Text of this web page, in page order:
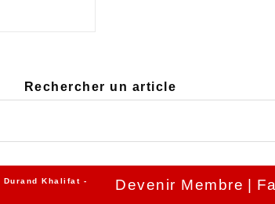
Rechercher un article
Devenir Membre
Durand Khalifat -